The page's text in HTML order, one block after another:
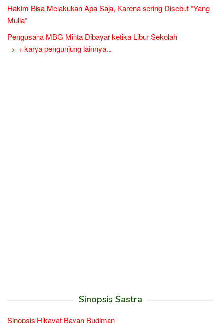
Hakim Bisa Melakukan Apa Saja, Karena sering Disebut “Yang
Mulia”
Pengusaha MBG Minta Dibayar ketika Libur Sekolah
→→ karya pengunjung lainnya...
Sinopsis Sastra
Sinopsis Hikayat Bayan Budiman